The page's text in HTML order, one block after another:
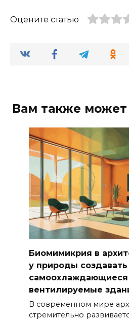
Оцените статью
Вам также может
Биомимикрия в
у природы создавать
самоохлаждающиеся
вентилируемые
В современном мире
стремительно